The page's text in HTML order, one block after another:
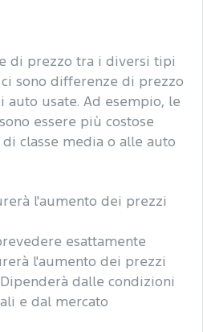
di prezzo tra i diversi tipi
ci sono differenze di prezzo
usate. Ad esempio, le
essere più costose
classe media o alle auto
l'aumento dei prezzi
esattamente
l'aumento dei prezzi
dalle condizioni
e dal mercato